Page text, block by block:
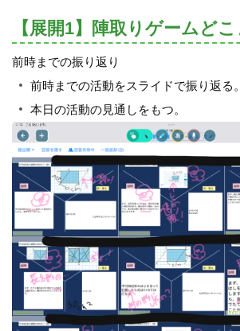
【展開1】陣取りゲームど
前時までの振り返り
前時までの活動をスライドで振り返る。
本日の活動の見通しをもつ。